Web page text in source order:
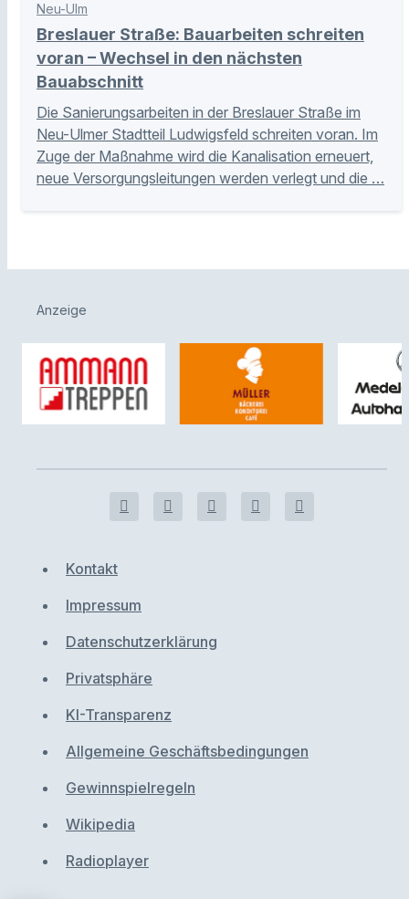
Neu-Ulm
Breslauer Straße: Bauarbeiten schreiten
voran – Wechsel in den nächsten
Bauabschnitt
Die Sanierungsarbeiten in der Breslauer Straße im
Neu-Ulmer Stadtteil Ludwigsfeld schreiten voran. Im
Zuge der Maßnahme wird die Kanalisation erneuert,
neue Versorgungsleitungen werden verlegt und die …
Anzeige
Kontakt
Impressum
Datenschutzerklärung
Privatsphäre
KI-Transparenz
Allgemeine Geschäftsbedingungen
Gewinnspielregeln
Wikipedia
Radioplayer